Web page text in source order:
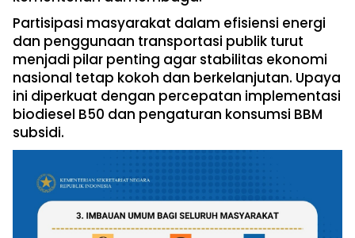
Partisipasi masyarakat dalam efisiensi energi
dan penggunaan transportasi publik turut
menjadi pilar penting agar stabilitas ekonomi
nasional tetap kokoh dan berkelanjutan. Upaya
ini diperkuat dengan percepatan implementasi
biodiesel B50 dan pengaturan konsumsi BBM
subsidi.